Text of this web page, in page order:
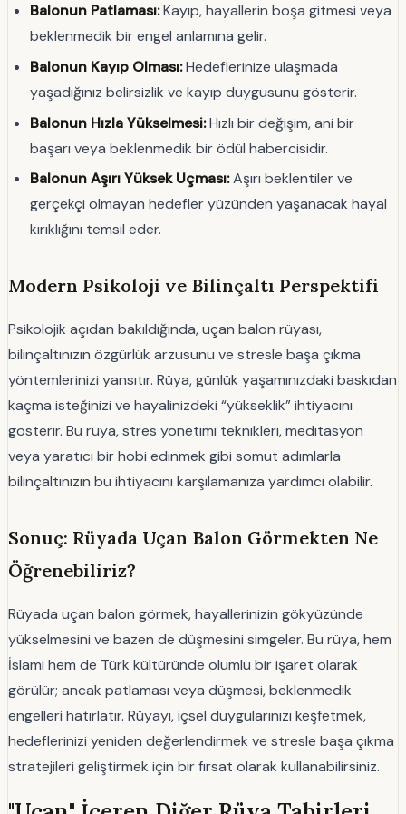
Balonun Patlaması:Kayıp, hayallerin boşa gitmesi veya
beklenmedik bir engel anlamına gelir.
Balonun Kayıp Olması:Hedeflerinize ulaşmada
yaşadığınız belirsizlik ve kayıp duygusunu gösterir.
Balonun Hızla Yükselmesi:Hızlı bir değişim, ani bir
başarı veya beklenmedik bir ödül habercisidir.
Balonun Aşırı Yüksek Uçması:Aşırı beklentiler ve
gerçekçi olmayan hedefler yüzünden yaşanacak hayal
kırıklığını temsil eder.
Modern Psikoloji ve Bilinçaltı Perspektifi
Psikolojik açıdan bakıldığında, uçan balon rüyası,
bilinçaltınızın özgürlük arzusunu ve stresle başa çıkma
yöntemlerinizi yansıtır. Rüya, günlük yaşamınızdaki baskıdan
kaçma isteğinizi ve hayalinizdeki “yükseklik” ihtiyacını
gösterir. Bu rüya, stres yönetimi teknikleri, meditasyon
veya yaratıcı bir hobi edinmek gibi somut adımlarla
bilinçaltınızın bu ihtiyacını karşılamanıza yardımcı olabilir.
Sonuç: Rüyada Uçan Balon Görmekten Ne
Öğrenebiliriz?
Rüyada uçan balon görmek, hayallerinizin gökyüzünde
yükselmesini ve bazen de düşmesini simgeler. Bu rüya, hem
İslami hem de Türk kültüründe olumlu bir işaret olarak
görülür; ancak patlaması veya düşmesi, beklenmedik
engelleri hatırlatır. Rüyayı, içsel duygularınızı keşfetmek,
hedeflerinizi yeniden değerlendirmek ve stresle başa çıkma
stratejileri geliştirmek için bir fırsat olarak kullanabilirsiniz.